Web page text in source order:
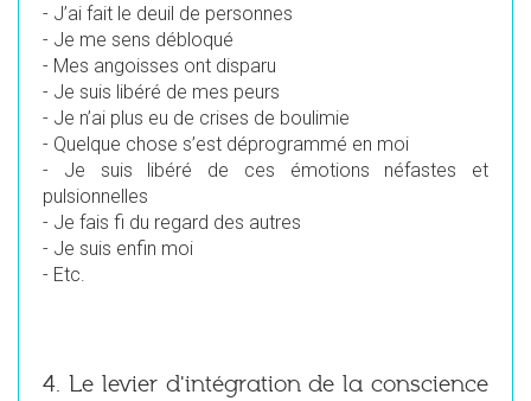
- J’ai fait le deuil de personnes
- Je me sens débloqué
- Mes angoisses ont disparu
- Je suis libéré de mes peurs
- Je n’ai plus eu de crises de boulimie
- Quelque chose s’est déprogrammé en moi
-
Je suis libéré de ces émotions néfastes et
pulsionnelles
- Je fais fi du regard des autres
- Je suis enfin moi
- Etc.
4. Le levier d'intégration de la conscience